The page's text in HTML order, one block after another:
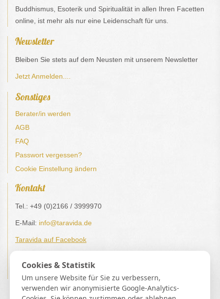
Buddhismus, Esoterik und Spiritualität in allen Ihren Facetten
online, ist mehr als nur eine Leidenschaft für uns.
Newsletter
Bleiben Sie stets auf dem Neusten mit unserem Newsletter
Jetzt Anmelden....
Sonstiges
Berater/in werden
AGB
FAQ
Passwort vergessen?
Cookie Einstellung ändern
Kontakt
Tel.: +49 (0)2166 / 3999970
E-Mail: info@taravida.de
Taravida auf Facebook
Buddhismus | Spiritualität | Esoterik | Lebensberatung
Spirit Guide UG (haftungsbeschränkt) Josefstraße 11 36039
Cookies & Statistik
Um unsere Website für Sie zu verbessern,
verwenden wir anonymisierte Google-Analytics-